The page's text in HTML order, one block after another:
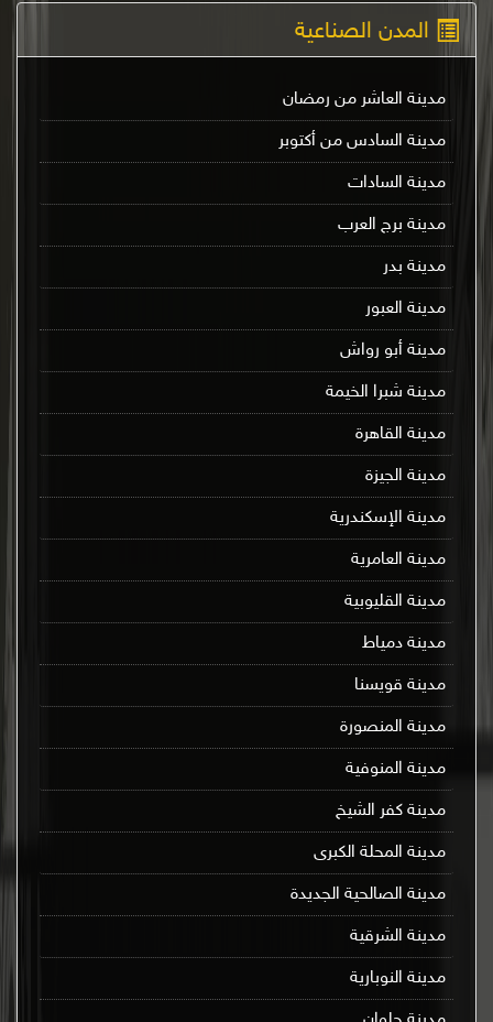
المدن الصناعية
مدينة العاشر من رمضان
مدينة السادس من أكتوبر
مدينة السادات
مدينة برج العرب
مدينة بدر
مدينة العبور
مدينة أبو رواش
مدينة شبرا الخيمة
مدينة القاهرة
مدينة الجيزة
مدينة الإسكندرية
مدينة العامرية
مدينة القليوبية
مدينة دمياط
مدينة قويسنا
مدينة المنصورة
مدينة المنوفية
مدينة كفر الشيخ
مدينة المحلة الكبرى
مدينة الصالحية الجديدة
مدينة الشرقية
مدينة النوبارية